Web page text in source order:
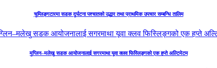
चुम्लिङ्गटारमा सडक दुर्घटना पश्चातको उद्धार तथा प्राथमिक उपचार सम्बन्धि तालिम
मुग्लिन–मलेखु सडक आयोजनालाई सगरमाथा यूवा क्लव फिस्लिङ्गको एक हप्ते अल्टिमेटम